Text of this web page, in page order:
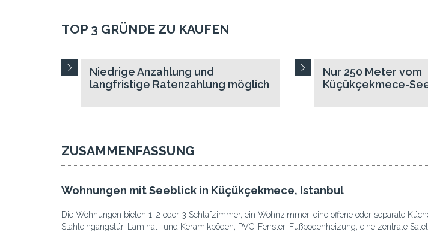
TOP 3 GRÜNDE ZU KAUFEN
Niedrige Anzahlung und
langfristige Ratenzahlung möglich
Nur 250 Meter vom
Küçükçekmece-
ZUSAMMENFASSUNG
Wohnungen mit Seeblick in Küçükçekmece, Istanbul
Die Wohnungen bieten 1, 2 oder 3 Schlafzimmer, ein Wohnzimmer, eine offene oder separate
Stahleingangstür, Laminat- und Keramikböden, PVC-Fenster, Fußbodenheizung, eine zentrale